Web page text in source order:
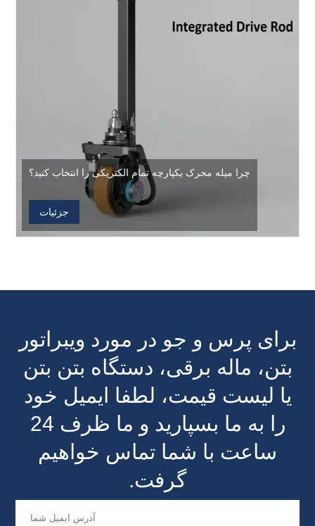
چرا میله محرک یکپارچه تمام الکتریکی را انتخاب کنید؟
جزئیات
برای پرس و جو در مورد ویبراتور
بتن، ماله برقی، دستگاه بتن بتن
یا لیست قیمت، لطفا ایمیل خود
را به ما بسپارید و ما ظرف 24
ساعت با شما تماس خواهیم
گرفت.